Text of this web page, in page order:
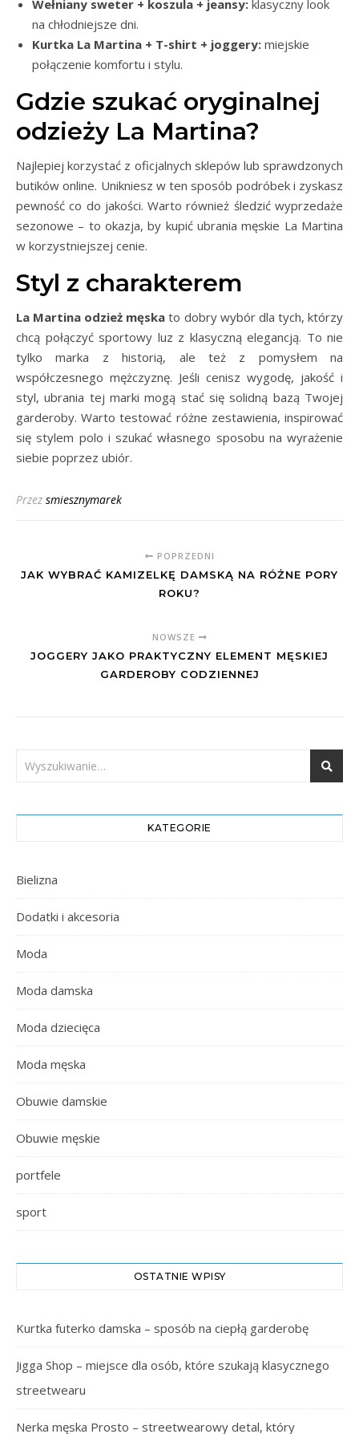
Wełniany sweter + koszula + jeansy: klasyczny look
na chłodniejsze dni.
Kurtka La Martina + T-shirt + joggery: miejskie
połączenie komfortu i stylu.
Gdzie szukać oryginalnej
odzieży La Martina?
Najlepiej korzystać z oficjalnych sklepów lub sprawdzonych
butików online. Unikniesz w ten sposób podróbek i zyskasz
pewność co do jakości. Warto również śledzić wyprzedaże
sezonowe – to okazja, by kupić ubrania męskie La Martina
w korzystniejszej cenie.
Styl z charakterem
La Martina odzież męska to dobry wybór dla tych, którzy
chcą połączyć sportowy luz z klasyczną elegancją. To nie
tylko marka z historią, ale też z pomysłem na
współczesnego mężczyznę. Jeśli cenisz wygodę, jakość i
styl, ubrania tej marki mogą stać się solidną bazą Twojej
garderoby. Warto testować różne zestawienia, inspirować
się stylem polo i szukać własnego sposobu na wyrażenie
siebie poprzez ubiór.
Przez smiesznymarek
POPRZEDNI
JAK WYBRAĆ KAMIZELKĘ DAMSKĄ NA RÓŻNE PORY
ROKU?
NOWSZE
JOGGERY JAKO PRAKTYCZNY ELEMENT MĘSKIEJ
GARDEROBY CODZIENNEJ
KATEGORIE
Bielizna
Dodatki i akcesoria
Moda
Moda damska
Moda dziecięca
Moda męska
Obuwie damskie
Obuwie męskie
portfele
sport
OSTATNIE WPISY
Kurtka futerko damska – sposób na ciepłą garderobę
Jigga Shop – miejsce dla osób, które szukają klasycznego
streetwearu
Nerka męska Prosto – streetwearowy detal, który